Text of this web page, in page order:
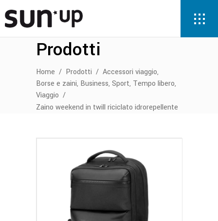
Prodotti
Home / Prodotti / Accessori viaggio,
Borse e zaini, Business, Sport, Tempo libero,
Viaggio /
Zaino weekend in twill riciclato idrorepellente